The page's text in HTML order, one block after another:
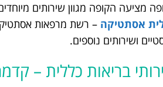
מציעה הקופה מגוון שירותים
אסתטיקה – רשת מרפאות אסתטיקה
ושירותים נוספים.
בריאות כללית –